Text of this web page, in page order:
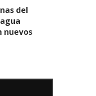
del
nuevos